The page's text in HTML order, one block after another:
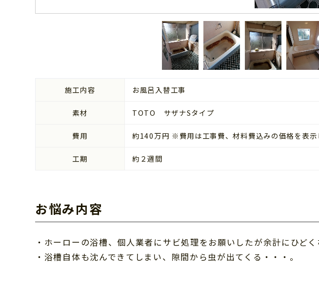
施工内容 お風呂入替工事
素材 TOTO サザナSタイプ
費用 約140万円 ※費用は工事費、材料費込みの価格を表示
工期 約２週間
お悩み内容
・ホーローの浴槽、個人業者にサビ処理をお願いしたが余計にひど
・浴槽自体も沈んできてしまい、隙間から虫が出てくる・・・。